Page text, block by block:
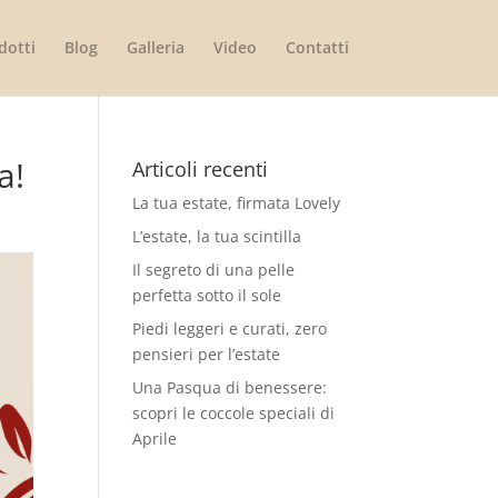
Blog Galleria Video Contatti
Articoli recenti
La tua estate, firmata Lovely
L’estate, la tua scintilla
Il segreto di una pelle
perfetta sotto il sole
Piedi leggeri e curati, zero
pensieri per l’estate
Una Pasqua di benessere:
scopri le coccole speciali di
Aprile